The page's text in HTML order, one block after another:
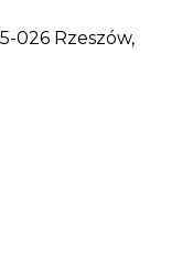
026 Rzeszów,